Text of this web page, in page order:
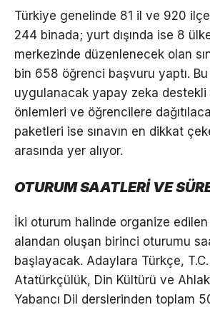
Türkiye genelinde 81 il ve 920
244 binada; yurt dışında ise 8
merkezinde düzenlenecek olan
bin 658 öğrenci başvuru yaptı. Bu
uygulanacak yapay zeka
önlemleri ve öğrencilere
paketleri ise sınavın en dikkat
arasında yer alıyor.
OTURUM SAATLERİ VE
İki oturum halinde organize edilen
alandan oluşan birinci oturumu
başlayacak. Adaylara Türkçe,
Atatürkçülük, Din Kültürü ve
Yabancı Dil derslerinden toplam